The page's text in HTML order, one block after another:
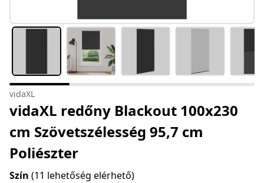
vidaXL
vidaXL redőny Blackout 100x230
cm Szövetszélesség 95,7 cm
Poliészter
Szín (11 lehetőség elérhető)